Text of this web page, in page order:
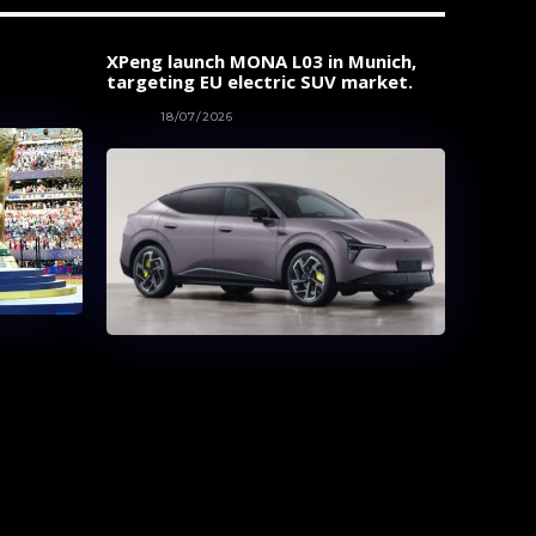
XPeng launch MONA L03 in Munich,
targeting EU electric SUV market.
18/07/2026